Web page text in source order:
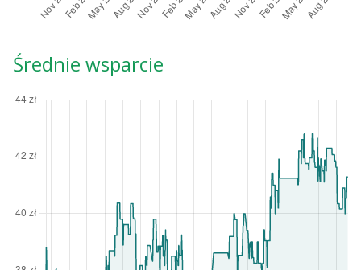
Średnie wsparcie